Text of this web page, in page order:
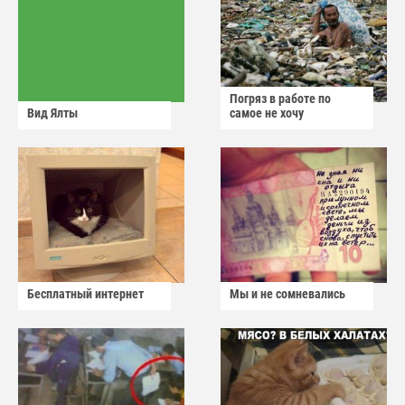
Вид Ялты
Погряз в работе по
самое не хочу
Бесплатный интернет Мы и не сомневались